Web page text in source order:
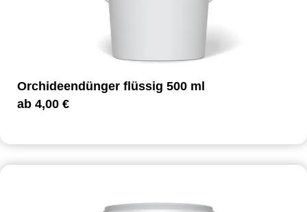
Orchideendünger flüssig 500 ml
ab 4,00 €